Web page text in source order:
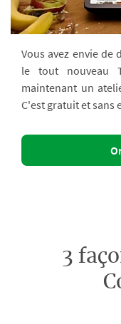
Vous avez envie de
le tout nouveau
maintenant un
C'est gratuit et sans
3